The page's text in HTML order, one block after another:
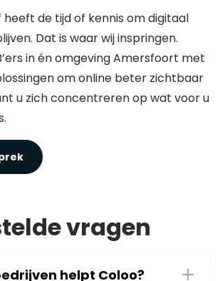
heeft de tijd of kennis om digitaal
Dat is waar wij inspringen.
in én omgeving Amersfoort met
om online beter zichtbaar
u zich concentreren op wat voor u
vragen
helpt Coloo?